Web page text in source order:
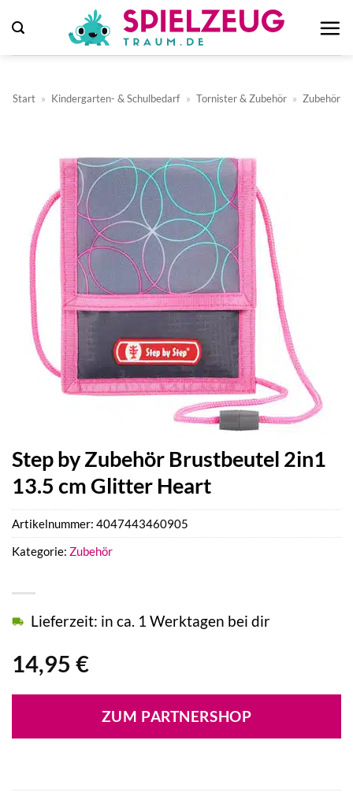
Inhalt
springen
Start » Kindergarten- & Schulbedarf » Tornister & Zubehör » Zubehör
Step by Zubehör Brustbeutel 2in1
13.5 cm Glitter Heart
14,95 €
Lieferzeit: in ca. 1 Werktagen bei dir
ZUM PARTNERSHOP
Artikelnummer: 4047443460905
Kategorie: Zubehör